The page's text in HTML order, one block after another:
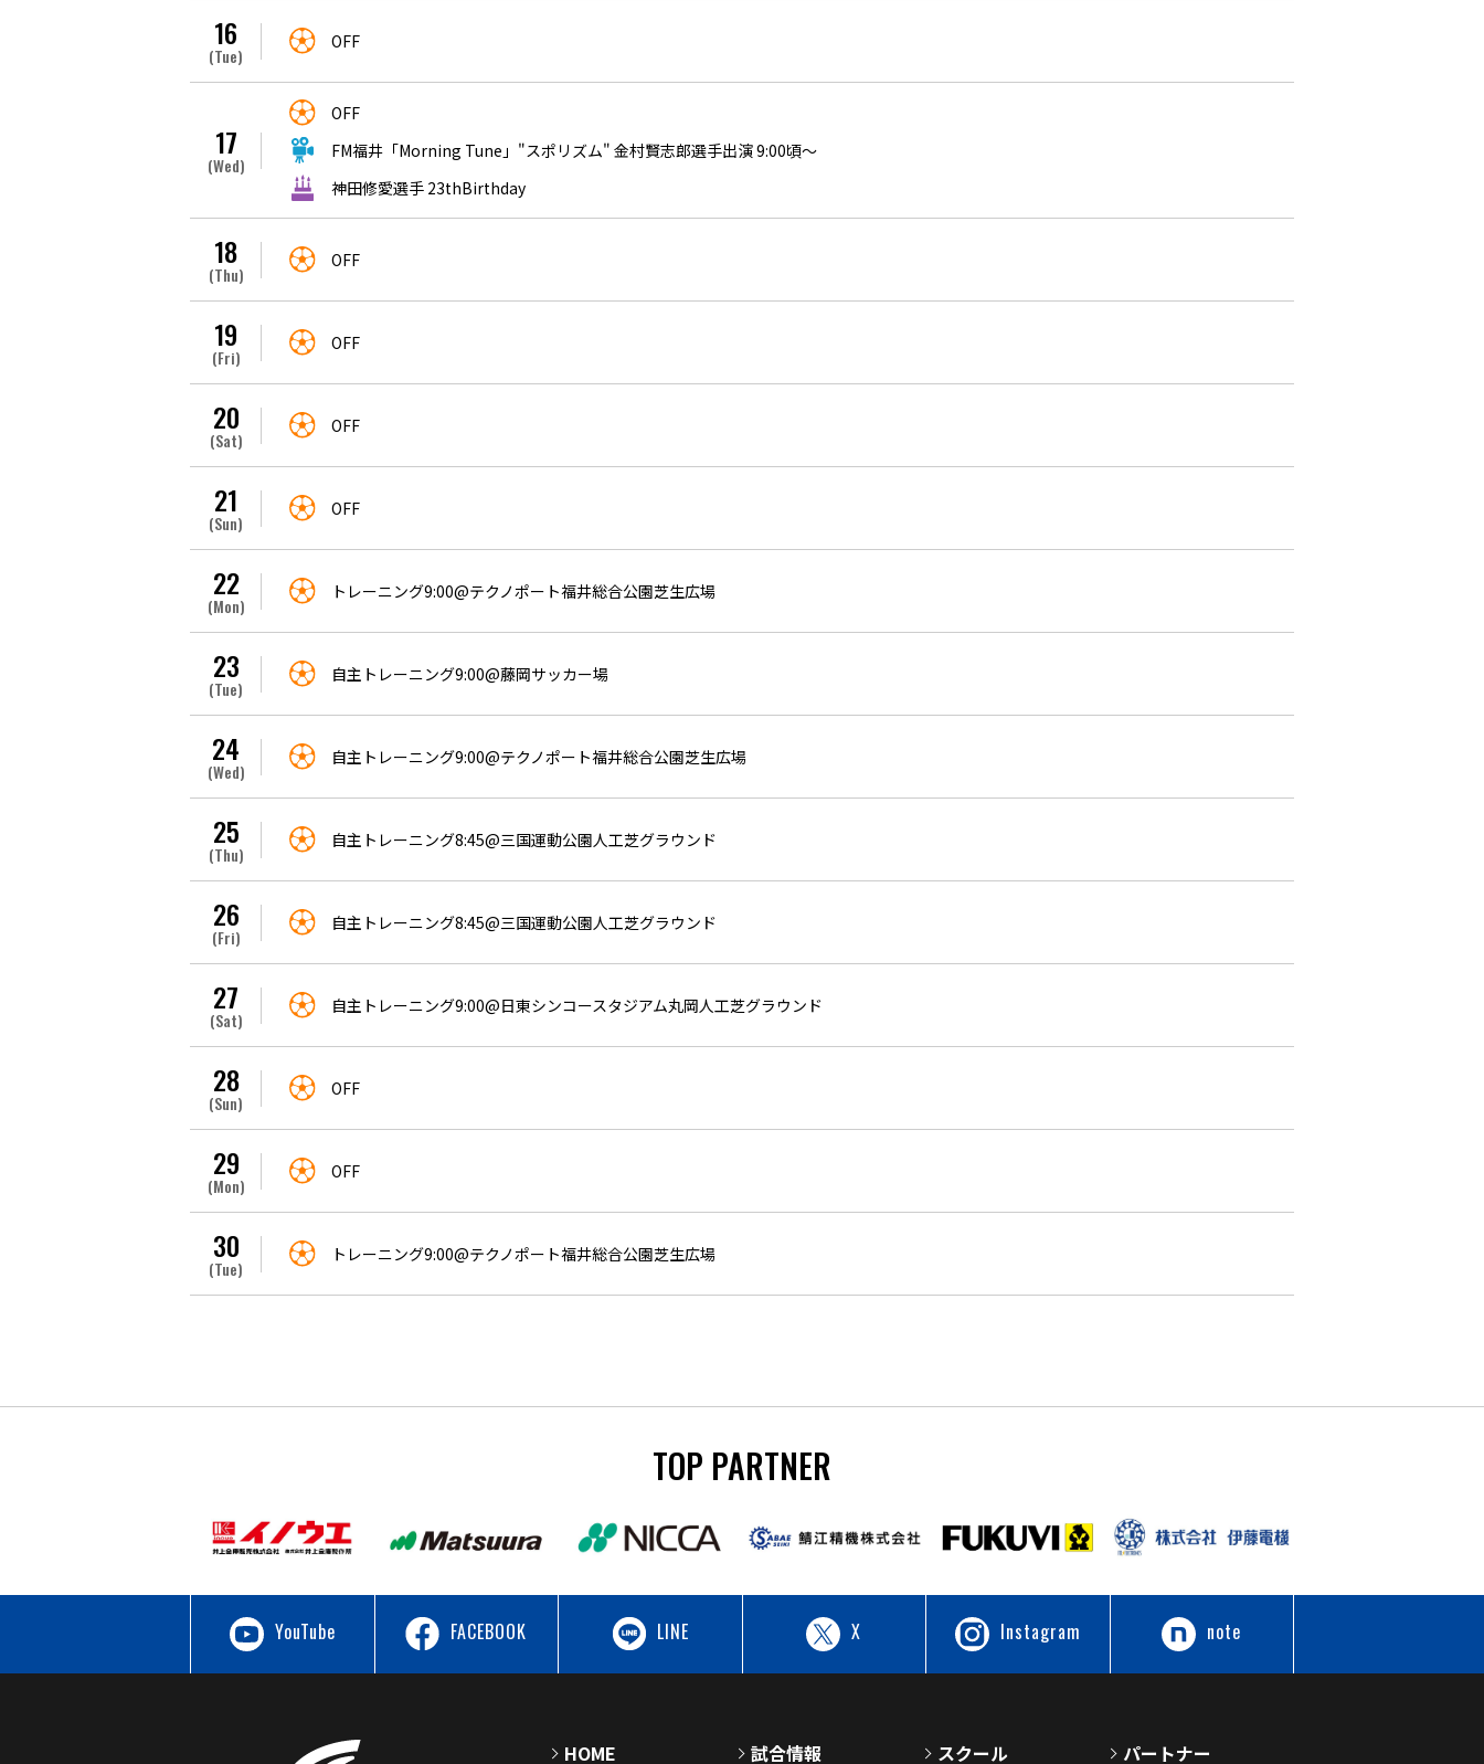
16
(Tue)
OFF
17
(Wed)
OFF
FM福井「Morning Tune」"スポリズム" 金村賢志郎選手出演 9:00頃～
神田修愛選手 23thBirthday
18
(Thu)
OFF
19
(Fri)
OFF
20
(Sat)
OFF
21
(Sun)
OFF
22
(Mon)
トレーニング9:00@テクノポート福井総合公園芝生広場
23
(Tue)
自主トレーニング9:00@藤岡サッカー場
24
(Wed)
自主トレーニング9:00@テクノポート福井総合公園芝生広場
25
(Thu)
自主トレーニング8:45@三国運動公園人工芝グラウンド
26
(Fri)
自主トレーニング8:45@三国運動公園人工芝グラウンド
27
(Sat)
自主トレーニング9:00@日東シンコースタジアム丸岡人工芝グラウンド
28
(Sun)
OFF
29
(Mon)
OFF
30
(Tue)
トレーニング9:00@テクノポート福井総合公園芝生広場
TOP PARTNER
YouTube FACEBOOK LINE X Instagram note
HOME 試合情報 スクール パートナー